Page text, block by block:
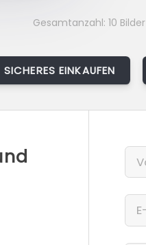
Gesamtanzahl: 10 Bilder
SICHERES EINKAUFEN